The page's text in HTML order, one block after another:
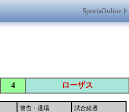
SportsOnline
4 ローザス
警告・退場 試合経過